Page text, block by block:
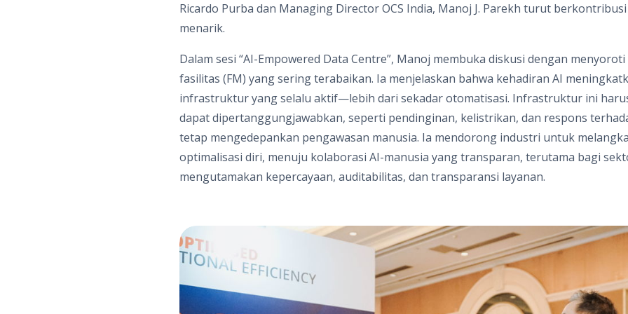
Ricardo Purba dan Managing Director OCS India, Manoj J. Parekh turut
menarik.
Dalam sesi “AI-Empowered Data Centre”, Manoj membuka diskusi dengan
fasilitas (FM) yang sering terabaikan. Ia menjelaskan bahwa kehadiran AI
infrastruktur yang selalu aktif—lebih dari sekadar otomatisasi. Infrastruktur ini
dapat dipertanggungjawabkan, seperti pendinginan, kelistrikan, dan respons
tetap mengedepankan pengawasan manusia. Ia mendorong industri untuk
optimalisasi diri, menuju kolaborasi AI-manusia yang transparan, terutama bagi
mengutamakan kepercayaan, auditabilitas, dan transparansi layanan.